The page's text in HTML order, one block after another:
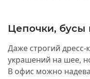
Цепочки, бусы
Даже строгий
украшений на шее,
В офис можно